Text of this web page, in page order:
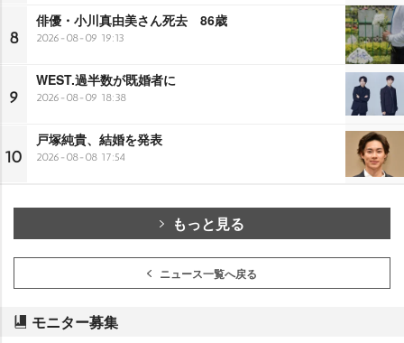
8
俳優・小川真由美さん死去 86歳
2026-08-09 19:13
9
WEST.過半数が既婚者に
2026-08-09 18:38
10
戸塚純貴、結婚を発表
2026-08-08 17:54
もっと見る
ニュース一覧へ戻る
モニター募集